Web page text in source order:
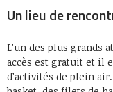
Un lieu de
L’un des plus grands
accès est gratuit et il
d’activités de plein